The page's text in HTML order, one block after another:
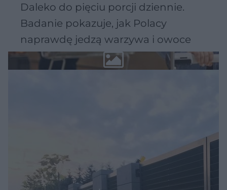
Daleko do pięciu porcji dziennie.
Badanie pokazuje, jak Polacy
naprawdę jedzą warzywa i owoce